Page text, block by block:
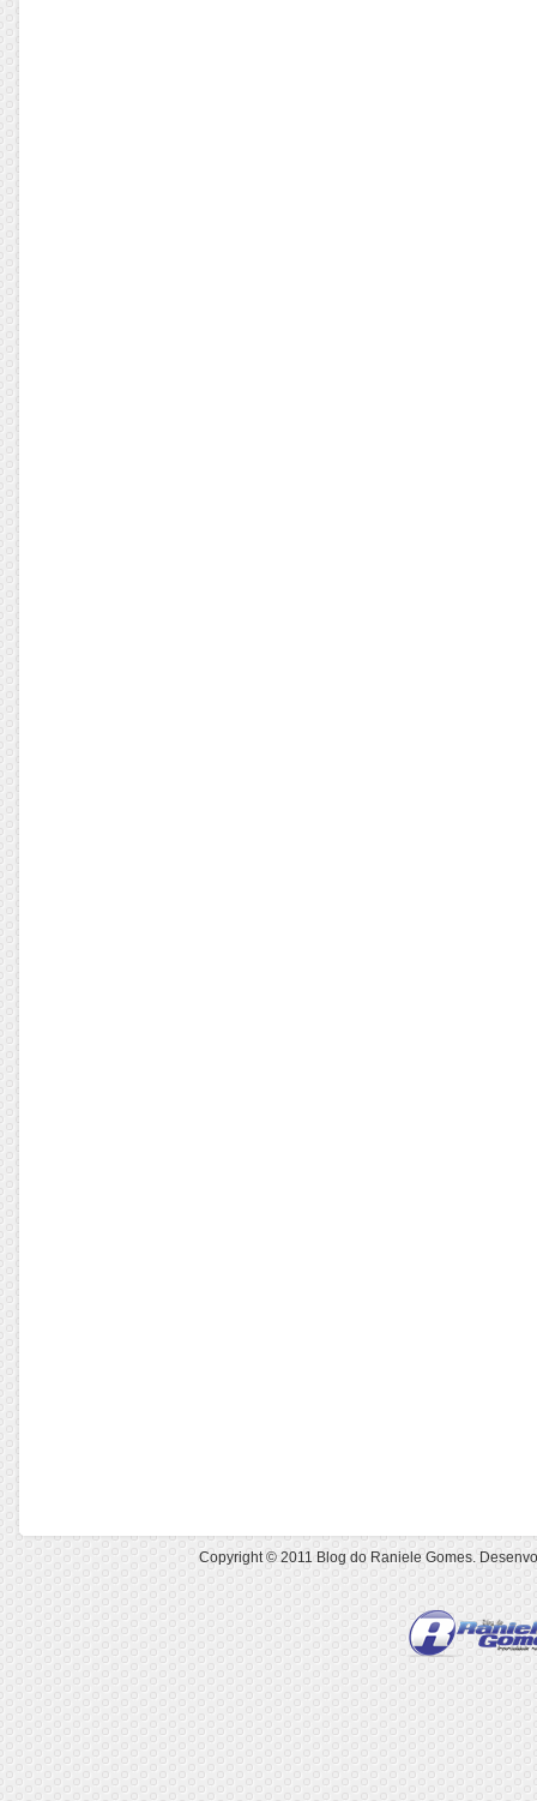
Copyright © 2011 Blog do Raniele Gomes .